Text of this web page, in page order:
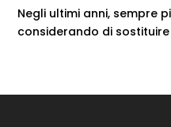
Negli ultimi anni, sempre
considerando di